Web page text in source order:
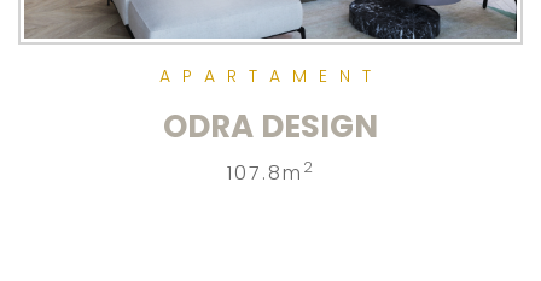
APARTAMENT
ODRA DESIGN
107.8m 2